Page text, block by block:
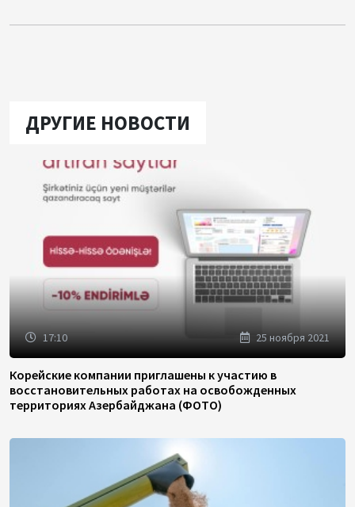
ДРУГИЕ НОВОСТИ
17:10 25 ноября 2021
Корейские компании приглашены к участию в
восстановительных работах на освобожденных
территориях Азербайджана (ФОТО)